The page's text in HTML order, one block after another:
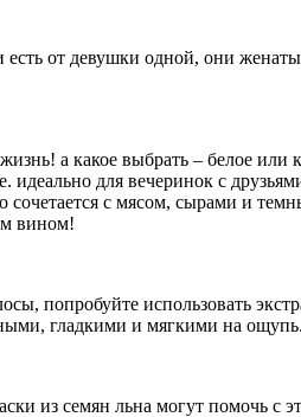
от девушки одной, они
а какое выбрать – белое
для вечеринок с
сочетается с мясом, сырами и
вином!
попробуйте использовать
гладкими и мягкими на ощупь.
из семян льна могут помочь